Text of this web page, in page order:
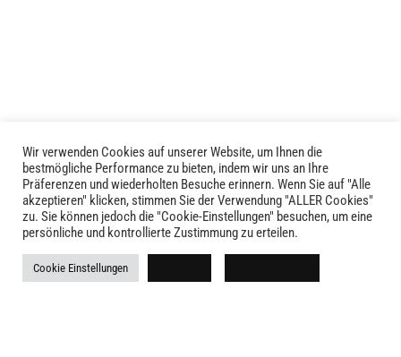
LIVID © 2024
Kontakt
Versandkosten
Wir verwenden Cookies auf unserer Website, um Ihnen die
bestmögliche Performance zu bieten, indem wir uns an Ihre
Präferenzen und wiederholten Besuche erinnern. Wenn Sie auf "Alle
akzeptieren" klicken, stimmen Sie der Verwendung "ALLER Cookies"
zu. Sie können jedoch die "Cookie-Einstellungen" besuchen, um eine
persönliche und kontrollierte Zustimmung zu erteilen.
Cookie Einstellungen